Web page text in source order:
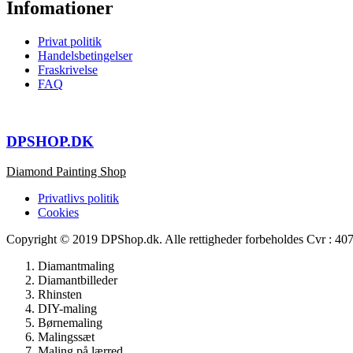
Infomationer
Privat politik
Handelsbetingelser
Fraskrivelse
FAQ
DPSHOP.DK
Diamond Painting Shop
Privatlivs politik
Cookies
Copyright © 2019 DPShop.dk. Alle rettigheder forbeholdes Cvr :
Diamantmaling
Diamantbilleder
Rhinsten
DIY-maling
Børnemaling
Malingssæt